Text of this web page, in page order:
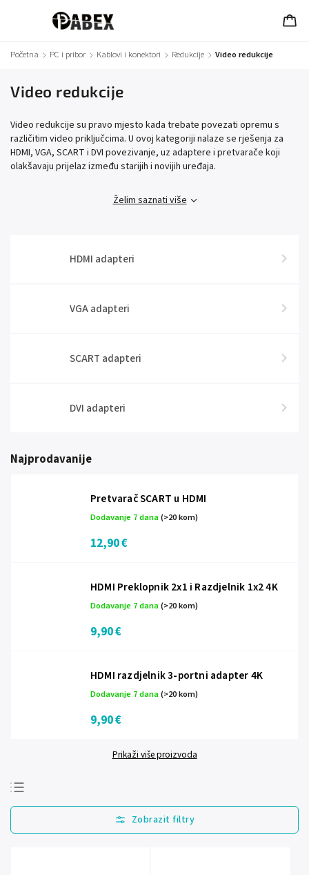
Početna / PC i pribor / Kablovi i konektori / Redukcije / Video redukcije
Video redukcije
Video redukcije su pravo mjesto kada trebate povezati opremu s
različitim video priključcima. U ovoj kategoriji nalaze se rješenja za
HDMI, VGA, SCART i DVI povezivanje, uz adaptere i pretvarače koji
olakšavaju prijelaz između starijih i novijih uređaja.
Želim saznati više
HDMI adapteri
VGA adapteri
SCART adapteri
DVI adapteri
Najprodavanije
Pretvarač SCART u HDMI
Dodavanje 7 dana(>20 kom)
12,90 €
HDMI Preklopnik 2x1 i Razdjelnik 1x2 4K
Dodavanje 7 dana(>20 kom)
9,90 €
HDMI razdjelnik 3-portni adapter 4K
Dodavanje 7 dana(>20 kom)
9,90 €
Prikaži više proizvoda
Najprodavanije
Najjeftinije